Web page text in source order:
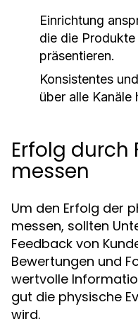
Einrichtung
die die
präsentieren.
Konsistentes
über alle Kanäle
Erfolg durch
messen
Um den Erfolg der
messen, sollten
Feedback von
Bewertungen und
wertvolle
gut die physische
wird.